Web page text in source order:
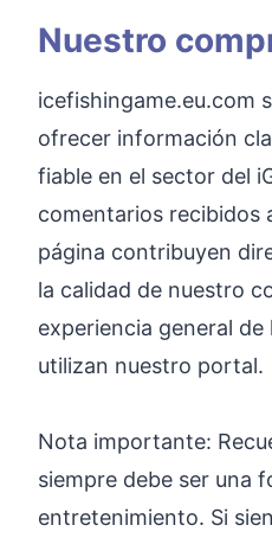
Nuestro
icefishingame.eu.com
ofrecer información
fiable en el sector del
comentarios recibidos
página contribuyen
la calidad de nuestro
experiencia general de
utilizan nuestro portal.
Nota importante:
siempre debe ser una
entretenimiento. Si